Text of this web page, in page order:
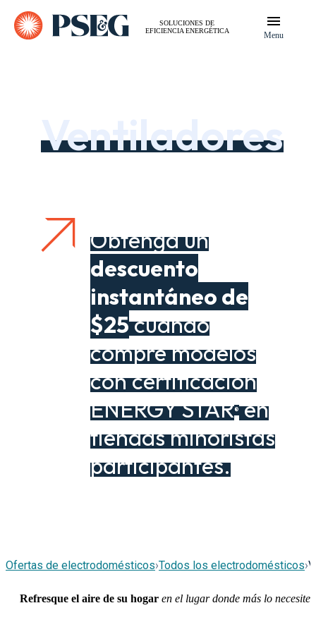
SOLUCIONES DE
EFICIENCIA ENERGÉTICA
Menu
Ventiladores
Obtenga un
descuento
instantáneo de
$25cuando
compre modelos
con certificación
ENERGY STAR®en
tiendas minoristas
participantes.
Ofertas de electrodomésticos›Todos los electrodomésticos›
Refresque el aire de su hogar en el lugar donde más lo necesite.